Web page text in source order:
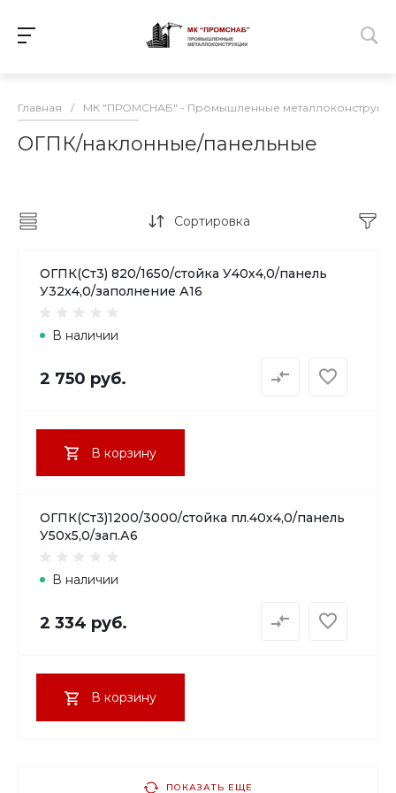
Главная / МК "ПРОМСНАБ" - Промышленные
ОГПК/наклонные/панельные
Сортировка
ОГПК(Ст3) 820/1650/стойка У40х4,0/панель
У32х4,0/заполнение А16
В наличии
2 750 руб.
В корзину
ОГПК(Ст3)1200/3000/стойка пл.40х4,0/панель
У50х5,0/зап.А6
В наличии
2 334 руб.
В корзину
ПОКАЗАТЬ ЕЩЕ